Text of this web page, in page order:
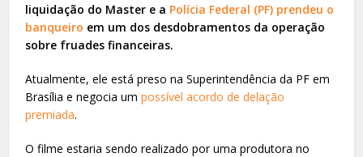
liquidação do Master e a Polícia Federal (PF) prendeu o
banqueiro em um dos desdobramentos da operação
sobre fruades financeiras.
Atualmente, ele está preso na Superintendência da PF em
Brasília e negocia umpossível acordo de delação
premiada.
O filme estaria sendo realizado por uma produtora no